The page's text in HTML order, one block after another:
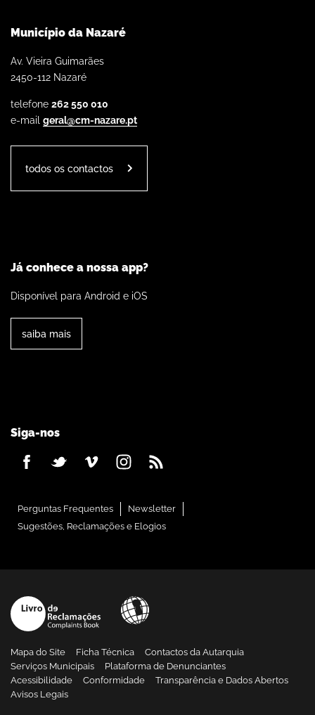
Município da Nazaré
Av. Vieira Guimarães
2450-112 Nazaré
telefone 262 550 010
e-mail geral@cm-nazare.pt
todos os contactos
Já conhece a nossa app?
Disponível para Android e iOS
saiba mais
Siga-nos
Perguntas Frequentes
Newsletter
Sugestões, Reclamações e Elogios
Mapa do Site Ficha Técnica
Contactos da Autarquia
Serviços Municipais
Plataforma de Denunciantes
Acessibilidade
Conformidade
Transparência e Dados Abertos
Avisos Legais